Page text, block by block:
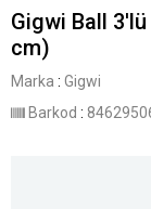
Gigwi Ball
cm)
Marka : Gigwi
Barkod :